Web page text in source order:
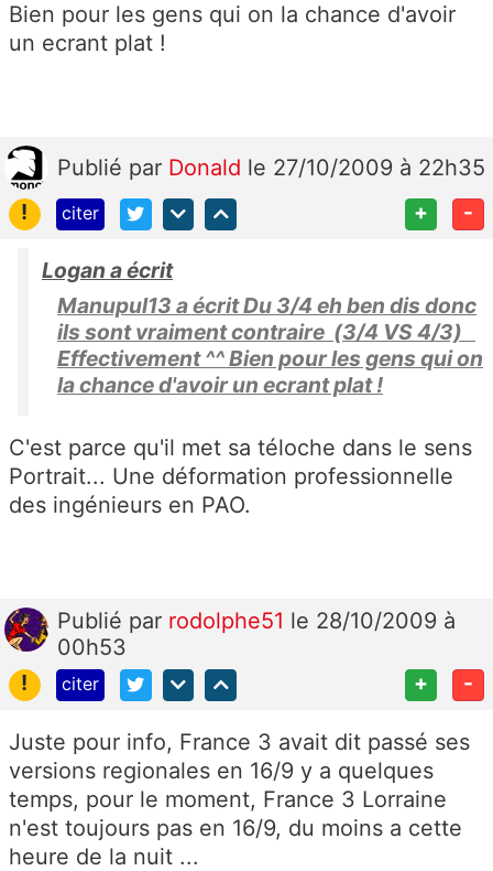
Bien pour les gens qui on la chance d'avoir
un ecrant plat !
Publié par Donald le 27/10/2009 à 22h35
!
citer + -
Logan a écrit
Manupul13 a écrit Du 3/4 eh ben dis donc
ils sont vraiment contraire (3/4 VS 4/3)
Effectivement ^^ Bien pour les gens qui on
la chance d'avoir un ecrant plat !
C'est parce qu'il met sa téloche dans le sens
Portrait... Une déformation professionnelle
des ingénieurs en PAO.
Publié par rodolphe51 le 28/10/2009 à
00h53
!
citer + -
Juste pour info, France 3 avait dit passé ses
versions regionales en 16/9 y a quelques
temps, pour le moment, France 3 Lorraine
n'est toujours pas en 16/9, du moins a cette
heure de la nuit ...